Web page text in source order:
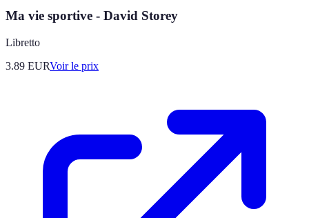
Ma vie sportive - David Storey
Libretto
3.89 EURVoir le prix